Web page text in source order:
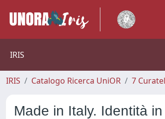
IRIS
IRIS Catalogo Ricerca UniOR 7
Made in Italy. Identità